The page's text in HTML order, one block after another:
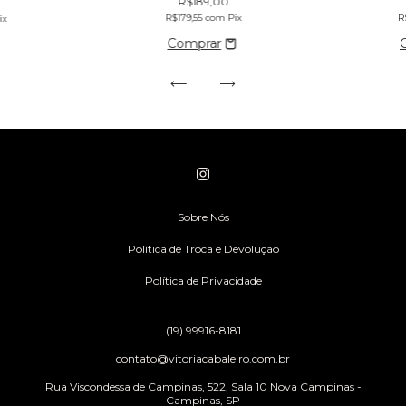
R$179,55com Pix
Sobre Nós
Política de Troca e Devolução
Política de Privacidade
(19) 99916-8181
contato@vitoriacabaleiro.com.br
Rua Viscondessa de Campinas, 522, Sala 10 Nova Campinas -
Campinas, SP